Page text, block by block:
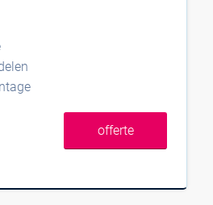
offerte